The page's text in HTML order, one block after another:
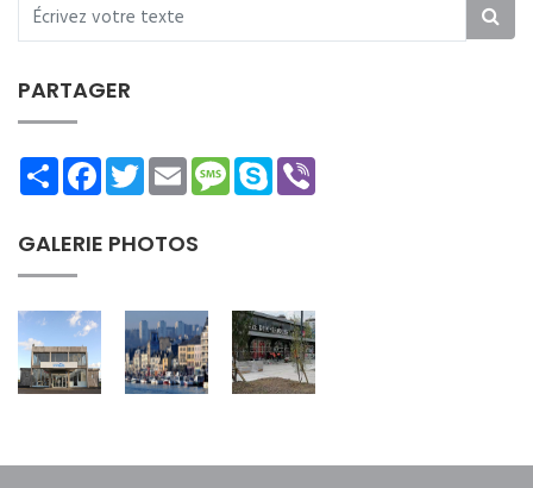
PARTAGER
ShareFacebookTwitterEmailMessage
Skype
GALERIE PHOTOS